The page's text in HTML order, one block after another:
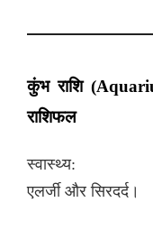
कुंभ राशि
राशिफल
स्वास्थ्य:
एलर्जी और सिरदर्द।